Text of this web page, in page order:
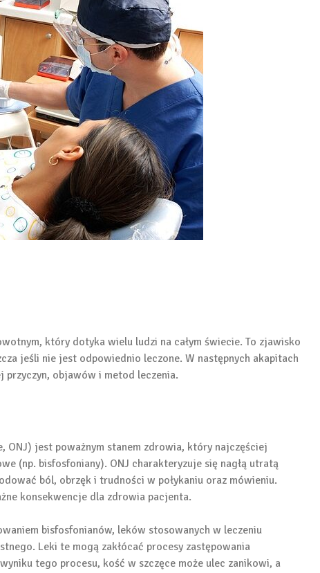
który dotyka wielu ludzi na całym świecie. To zjawisko
jeśli nie jest odpowiednio leczone. W następnych akapitach
objawów i metod leczenia.
ONJ) jest poważnym stanem zdrowia, który najczęściej
(np. bisfosfoniany). ONJ charakteryzuje się nagłą utratą
ból, obrzęk i trudności w połykaniu oraz mówieniu.
konsekwencje dla zdrowia pacjenta.
bisfosfonianów, leków stosowanych w leczeniu
Leki te mogą zakłócać procesy zastępowania
tego procesu, kość w szczęce może ulec zanikowi, a